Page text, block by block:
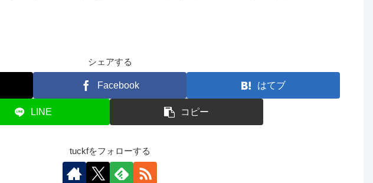
シェアする
Facebook はてブ
LINE コピー
tuckfをフォローする